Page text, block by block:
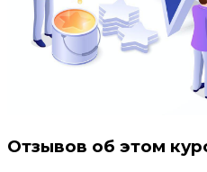
Отзывов об этом